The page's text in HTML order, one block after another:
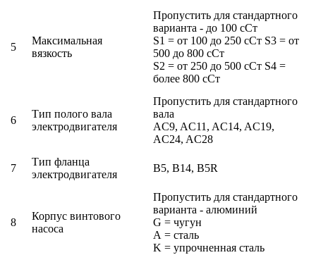
5
Максимальная
вязкость
Пропустить для стандартного
варианта - до 100 сСт
S1 = от 100 до 250 сСт S3 = от
500 до 800 сСт
S2 = от 250 до 500 сСт S4 =
более 800 сСт
6
Тип полого вала
электродвигателя
Пропустить для стандартного
вала
AC9, AC11, AC14, AC19,
AC24, AC28
7
Тип фланца
электродвигателя
B5, B14, B5R
8
Корпус винтового
насоса
Пропустить для стандартного
варианта - алюминий
G = чугун
A = сталь
K = упрочненная сталь